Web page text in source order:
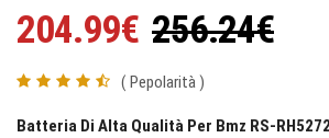
204.99€ 256.24€
( Pepolarità )
Batteria Di Alta Qualità Per Bmz RS-